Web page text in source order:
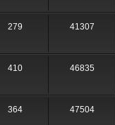
279 41307
410 46835
364 47504